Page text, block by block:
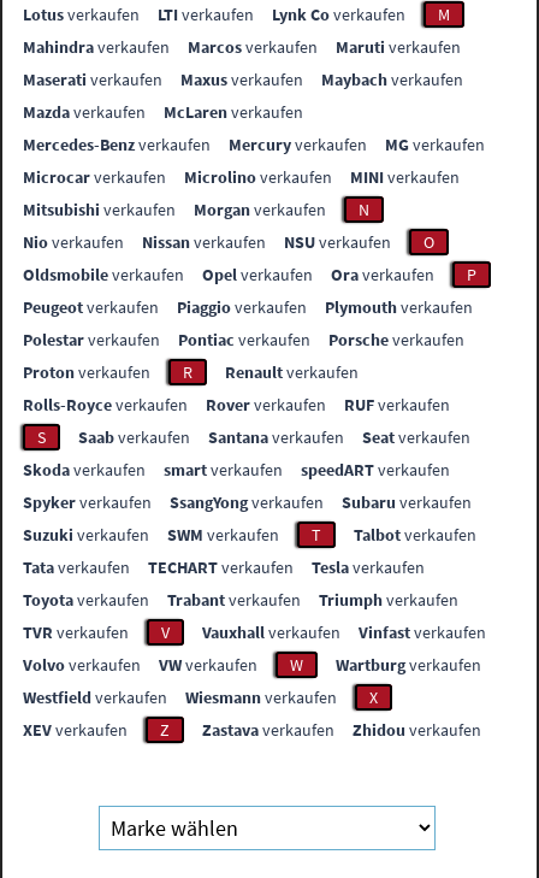
Lotusverkaufen LTIverkaufen Lynk Coverkaufen
M
Mahindraverkaufen Marcosverkaufen Maruti verkaufen
Maserati verkaufen Maxusverkaufen Maybachverkaufen
Mazdaverkaufen McLarenverkaufen
Mercedes-Benzverkaufen Mercuryverkaufen MGverkaufen
Microcarverkaufen Microlinoverkaufen MINIverkaufen
Mitsubishi verkaufen Morganverkaufen
N
Nioverkaufen Nissanverkaufen NSUverkaufen
O
Oldsmobileverkaufen Opelverkaufen Oraverkaufen
P
Peugeotverkaufen Piaggioverkaufen Plymouthverkaufen
Polestarverkaufen Pontiac verkaufen Porscheverkaufen
Protonverkaufen R Renaultverkaufen
Rolls-Royceverkaufen Roververkaufen RUFverkaufen
S
Saabverkaufen Santanaverkaufen Seatverkaufen
Skodaverkaufen smartverkaufen speedARTverkaufen
Spykerverkaufen SsangYongverkaufen Subaru verkaufen
Suzuki verkaufen SWM verkaufen T Talbotverkaufen
Tataverkaufen TECHARTverkaufen Teslaverkaufen
Toyotaverkaufen Trabantverkaufen Triumphverkaufen
TVR verkaufen V Vauxhallverkaufen Vinfastverkaufen
Volvoverkaufen VWverkaufen W Wartburgverkaufen
Westfieldverkaufen Wiesmannverkaufen
X
XEVverkaufen Z Zastavaverkaufen Zhidou verkaufen